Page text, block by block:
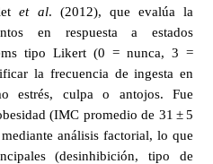
et al. (2012), que evalúa la
en respuesta a estados
tipo Likert (0 = nunca, 3 =
la frecuencia de ingesta en
estrés, culpa o antojos. Fue
(IMC promedio de 31 ± 5
análisis factorial, lo que
(desinhibición, tipo de